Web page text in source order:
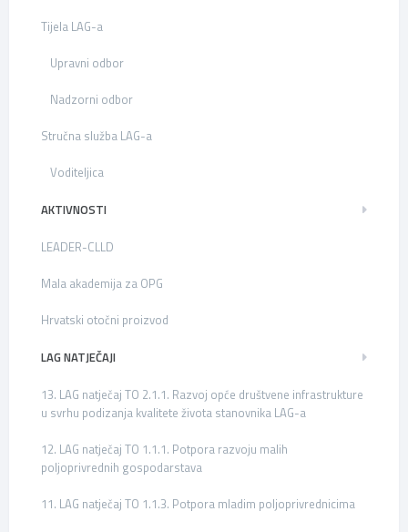
Tijela LAG-a
Upravni odbor
Nadzorni odbor
Stručna služba LAG-a
Voditeljica
AKTIVNOSTI
LEADER-CLLD
Mala akademija za OPG
Hrvatski otočni proizvod
LAG NATJEČAJI
13. LAG natječaj TO 2.1.1. Razvoj opće društvene infrastrukture
u svrhu podizanja kvalitete života stanovnika LAG-a
12. LAG natječaj TO 1.1.1. Potpora razvoju malih
poljoprivrednih gospodarstava
11. LAG natječaj TO 1.1.3. Potpora mladim poljoprivrednicima